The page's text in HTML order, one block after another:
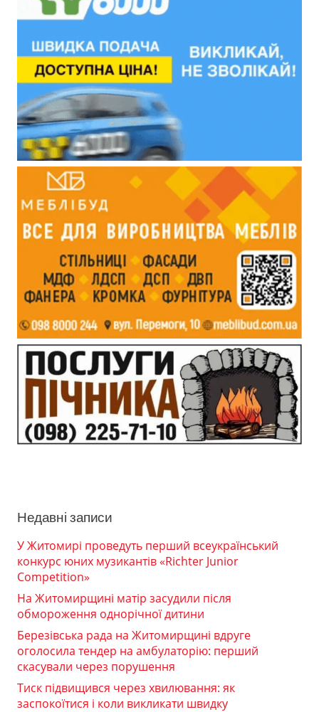
Недавні записи
У Житомирі проведуть перший всеукраїнський
конкурс юних музикантів «Richter Junior
Competition»
На Житомирщині матір засудили після
обмороження однорічної дитини
Березівська рада на Житомирщині вдруге
оголосила тендер на амбулаторію: перший
скасували через порушення
Тиск підвищився через хвилювання: як
заспокоїтися і коли викликати швидку